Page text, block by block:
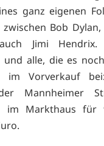
ganz eigenen
Bob
Jimi
und alle, die es
Vorverkauf bei:
Mannheimer
im Markthaus